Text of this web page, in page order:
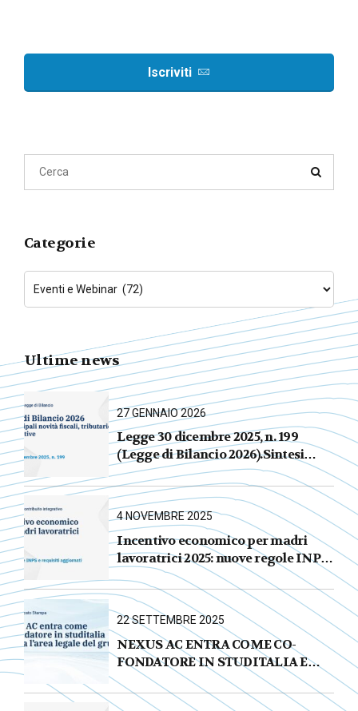
Iscriviti
Categorie
Ultime news
27 GENNAIO 2026
Legge 30 dicembre 2025, n. 199
(Legge di Bilancio 2026).Sintesi
commentata delle principali novità
fiscali, tributarie, contributive e per
le imprese
4 NOVEMBRE 2025
Incentivo economico per madri
lavoratrici 2025: nuove regole INPS
e requisiti aggiornati
22 SETTEMBRE 2025
NEXUS AC ENTRA COME CO-
FONDATORE IN STUDITALIA E
AVVIA L’AREA LEGALE DEL
GRUPPO